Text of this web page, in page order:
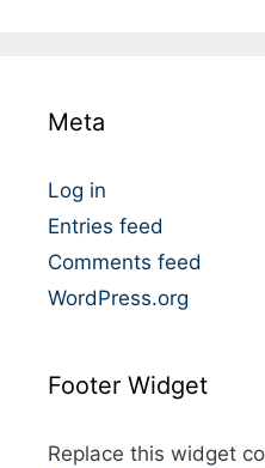
r
e
s
Meta
Log in
Entries feed
Comments feed
WordPress.org
Footer Widget
Replace this widget